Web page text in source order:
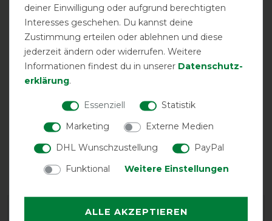
Bauchgurte
möglich
Verschluss
Beinausschnitt
Herstellergarantie
deiner Einwilligung oder aufgrund berechtigten
Interesses geschehen. Du kannst deine
Zustimmung erteilen oder ablehnen und diese
jederzeit ändern oder widerrufen. Weitere
Informationen findest du in unserer Daten­schutz­
erklärung.
Essenziell
Statistik
Marketing
Externe Medien
DHL Wunschzustellung
PayPal
Funktional
Weitere Einstellungen
ALLE AKZEPTIEREN